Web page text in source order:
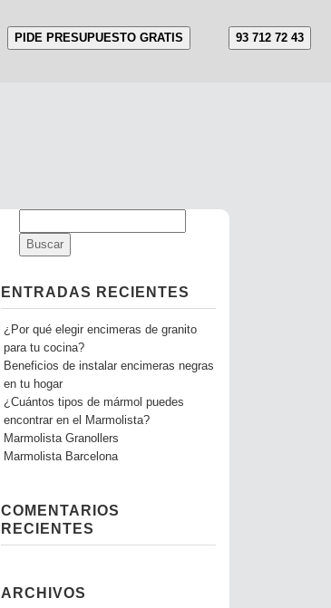
PIDE PRESUPUESTO GRATIS 93 712 72 43
ENTRADAS RECIENTES
¿Por qué elegir encimeras de granito
para tu cocina?
Beneficios de instalar encimeras negras
en tu hogar
¿Cuántos tipos de mármol puedes
encontrar en el Marmolista?
Marmolista Granollers
Marmolista Barcelona
COMENTARIOS
RECIENTES
ARCHIVOS